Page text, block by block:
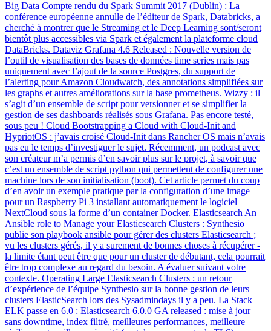
Big Data Compte rendu du Spark Summit 2017 (Dublin) : La
conférence européenne annulle de l’éditeur de Spark, Databricks, a
cherché à montrer que le Streaming et le Deep Learning sont/seront
bientôt plus accessibles via Spark et également la plateforme cloud
DataBricks. Dataviz Grafana 4.6 Released : Nouvelle version de
l’outil de visualisation des bases de données time series mais pas
uniquement avec l’ajout de la source Postgres, du support de
l’alerting pour Amazon Cloudwatch, des annotations simplifiées sur
les graphs et autres améliorations sur la base prometheus. Wizzy : il
s’agit d’un ensemble de script pour versionner et se simplifier la
gestion de ses dashboards réalisés sous Grafana. Pas encore testé,
sous peu ! Cloud Bootstrapping a Cloud with Cloud-Init and
HypriotOS : j’avais croisé Cloud-Init dans Rancher OS mais n’avais
pas eu le temps d’investiguer le sujet. Récemment, un podcast avec
son créateur m’a permis d’en savoir plus sur le projet, à savoir que
c’est un ensemble de script python qui permettent de configurer une
machine lors de son initialisation (boot). Cet article permet du coup
d’en avoir un exemple pratique par la configuration d’une image
pour un Raspberry Pi 3 installant automatiquement le logiciel
NextCloud sous la forme d’un container Docker. Elasticsearch An
Ansible role to Manage your Elasticsearch Clusters : Synthesio
publie son playbook ansible pour gérer des clusters Elasticsearch ;
vu les clusters gérés, il y a surement de bonnes choses à récupérer -
la limite étant peut être que pour un cluster de débutant, cela pourrait
être trop complexe au regard du besoin. A évaluer suivant votre
contexte. Operating Large Elasticsearch Clusters : un retour
d’expérience de l’équipe Synthesio sur la bonne gestion de leurs
clusters ElasticSearch lors des Sysadmindays il y a peu. La Stack
ELK passe en 6.0 : Elasticsearch 6.0.0 GA released : mise à jour
sans downtime, index filtré, meilleures performances, meilleure